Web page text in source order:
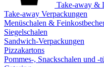
Take-away &
Take-away Verpackungen
Menüschalen &
Siegelschalen
Sandwich-Verpackungen
Pizzakartons
Pommes-, Snackschalen und -